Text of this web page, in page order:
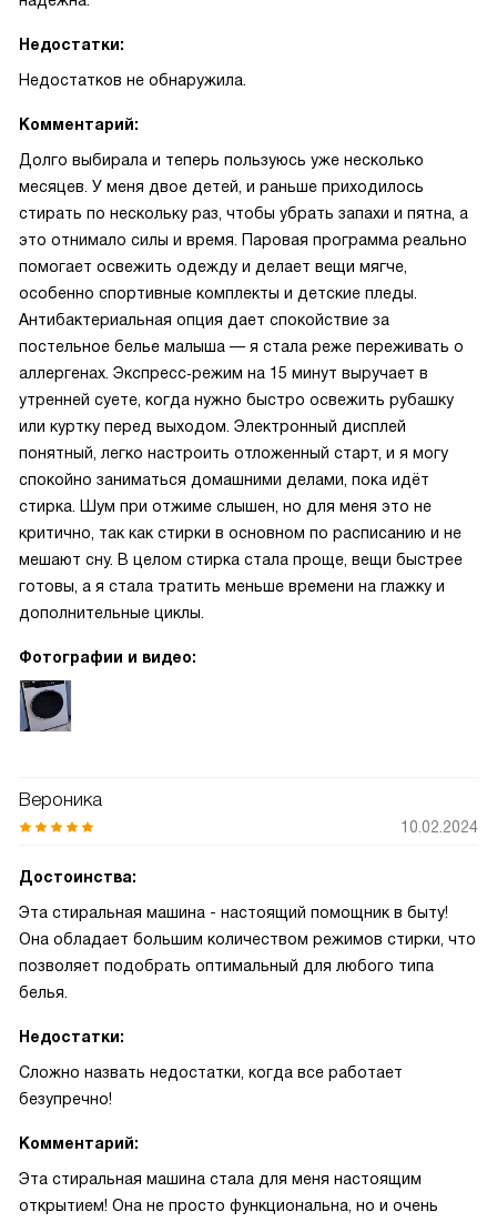
Недостатки:
Недостатков не обнаружила.
Комментарий:
Долго выбирала и теперь пользуюсь уже несколько
месяцев. У меня двое детей, и раньше приходилось
стирать по нескольку раз, чтобы убрать запахи и пятна, а
это отнимало силы и время. Паровая программа реально
помогает освежить одежду и делает вещи мягче,
особенно спортивные комплекты и детские пледы.
Антибактериальная опция дает спокойствие за
постельное белье малыша — я стала реже переживать о
аллергенах. Экспресс‑режим на 15 минут выручает в
утренней суете, когда нужно быстро освежить рубашку
или куртку перед выходом. Электронный дисплей
понятный, легко настроить отложенный старт, и я могу
спокойно заниматься домашними делами, пока идёт
стирка. Шум при отжиме слышен, но для меня это не
критично, так как стирки в основном по расписанию и не
мешают сну. В целом стирка стала проще, вещи быстрее
готовы, а я стала тратить меньше времени на глажку и
дополнительные циклы.
Фотографии и видео:
Вероника
10.02.2024
Достоинства:
Эта стиральная машина - настоящий помощник в быту!
Она обладает большим количеством режимов стирки, что
позволяет подобрать оптимальный для любого типа
белья.
Недостатки:
Сложно назвать недостатки, когда все работает
безупречно!
Комментарий:
Эта стиральная машина стала для меня настоящим
открытием! Она не просто функциональна, но и очень